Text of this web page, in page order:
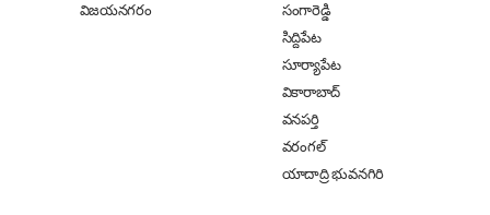
విజయనగరం
సంగారెడ్డి
సిద్దిపేట
సూర్యాపేట
వికారాబాద్
వనపర్తి
వరంగల్
యాదాద్రి భువనగిరి